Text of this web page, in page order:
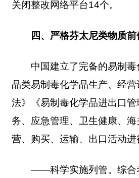
关闭整改网络平台14个。
四、严格芬太尼类物质
中国建立了完备的易制
品类易制毒化学品生产、经
法》《易制毒化学品进出口
务、应急管理、卫生健康、
营、购买、运输、出口活动进
——科学实施列管。综合